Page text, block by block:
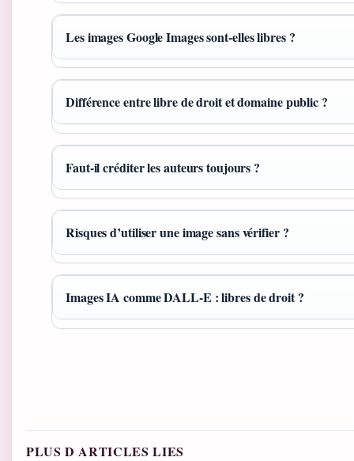
Les images Google Images sont-elles libres ?
Différence entre libre de droit et domaine public ?
Faut-il créditer les auteurs toujours ?
Risques d’utiliser une image sans vérifier ?
Images IA comme DALL-E : libres de droit ?
PLUS D ARTICLES LIES